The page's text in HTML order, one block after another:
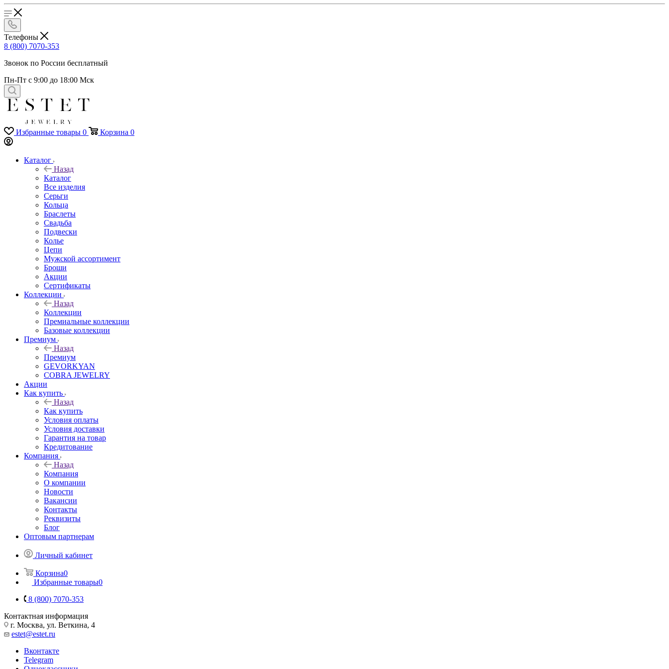
Телефоны
8 (800) 7070-353
Звонок по России бесплатный
Пн-Пт с 9:00 до 18:00 Мск
Избранные товары 0 Корзина 0
Каталог
Назад
Каталог
Все изделия
Серьги
Кольца
Браслеты
Свадьба
Подвески
Колье
Цепи
Мужской ассортимент
Броши
Акции
Сертификаты
Коллекции
Назад
Коллекции
Премиальные коллекции
Базовые коллекции
Премиум
Назад
Премиум
GEVORKYAN
COBRA JEWELRY
Акции
Как купить
Назад
Как купить
Условия оплаты
Условия доставки
Гарантия на товар
Кредитование
Компания
Назад
Компания
О компании
Новости
Вакансии
Контакты
Реквизиты
Блог
Оптовым партнерам
Личный кабинет
Корзина0
Избранные товары0
8 (800) 7070-353
Контактная информация
г. Москва, ул. Веткина, 4
estet@estet.ru
Вконтакте
Telegram